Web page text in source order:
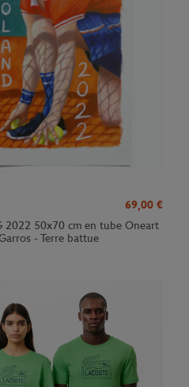
69,00 €
2022 50x70 cm en tube Oneart
- Terre battue